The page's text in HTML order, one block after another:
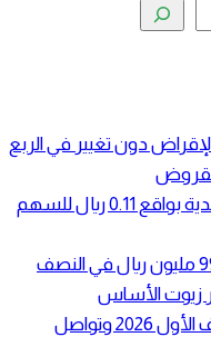
دون تغيير في الربع
ثوب الأصيل تقر توزيع أرباح نقدية بواقع 0.11 ريال للسهم
تضاعف أرباحها إلى 992 مليون ريال في النصف
stc تؤكد قوة أدائها في النصف الأول 2026 وتواصل